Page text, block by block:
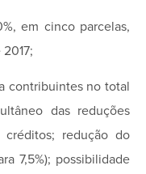
cinco parcelas,
no total
das reduções
redução do
7,5%); possibilidade